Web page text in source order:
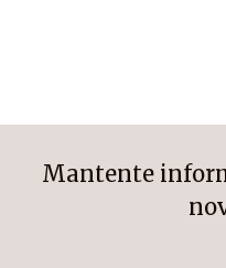
Mantente